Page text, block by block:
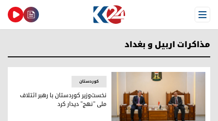
Open Menu
مذاکرات اربیل و بغداد
کوردستان
نخست‌وزیر کوردستان با رهبر ائتلاف
ملی "نهج" دیدار کرد